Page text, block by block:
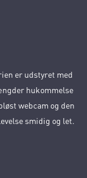
er udstyret med
hukommelse
webcam og den
smidig og let.